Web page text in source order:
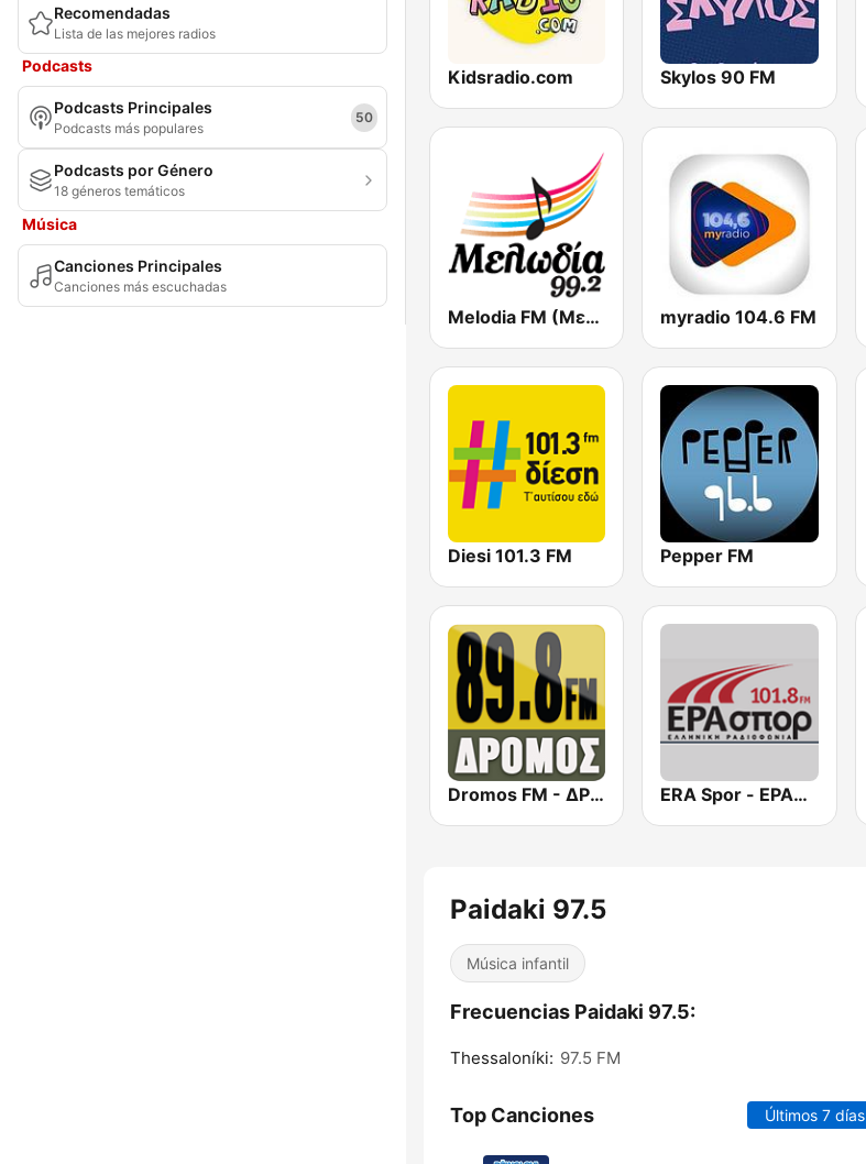
Recomendadas
Lista de las mejores radios
Podcasts
Podcasts Principales
Podcasts más populares
50
Podcasts por Género
18 géneros temáticos
Música
Canciones Principales
Canciones más escuchadas
Kidsradio.com Skylos 90 FM
Melodia FM (Μελωδία 99.2) myradio 104.6 FM
Diesi 101.3 FM Pepper FM
Dromos FM - ΔΡΟΜΟΣ 89.8 ERA Spor - ΕΡΑΣΠΟΡ
Paidaki 97.5
Música infantil
Frecuencias Paidaki 97.5:
Thessaloníki: 97.5 FM
Top Canciones Últimos 7 días